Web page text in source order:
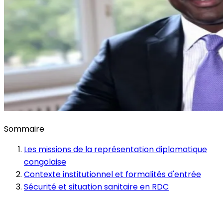
Sommaire
Les missions de la représentation diplomatique
congolaise
Contexte institutionnel et formalités d'entrée
Sécurité et situation sanitaire en RDC